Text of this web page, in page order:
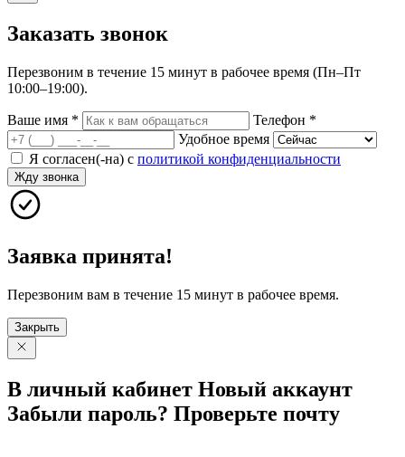
Заказать звонок
Перезвоним в течение 15 минут в рабочее время (Пн–Пт
10:00–19:00).
Ваше имя * Телефон *
Удобное время
Я согласен(-на) с политикой конфиденциальности
Жду звонка
Заявка принята!
Перезвоним вам в течение 15 минут в рабочее время.
Закрыть
В личный кабинет Новый аккаунт
Забыли пароль? Проверьте почту